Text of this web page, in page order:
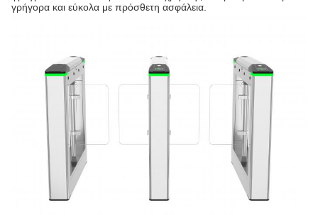
γρήγορα και εύκολα με πρόσθετη ασφάλεια.